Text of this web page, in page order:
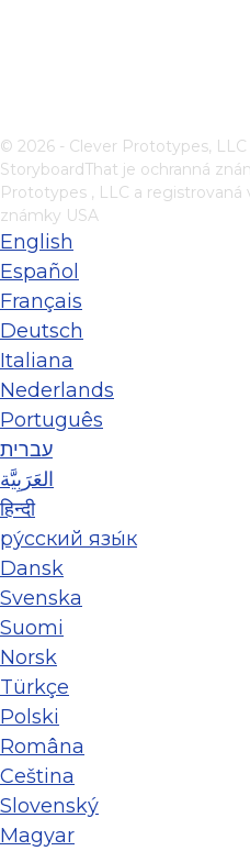
© 2026 - Clever Prototypes, LLC
StoryboardThat je ochranná
Prototypes , LLC a registrovaná
známky USA
English
Español
Français
Deutsch
Italiana
Nederlands
Português
עברית
العَرَبِيَّة
हिन्दी
ру́сский язы́к
Dansk
Svenska
Suomi
Norsk
Türkçe
Polski
Româna
Ceština
Slovenský
Magyar